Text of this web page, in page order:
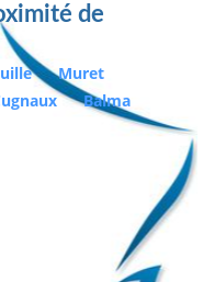
de
Muret
Balma